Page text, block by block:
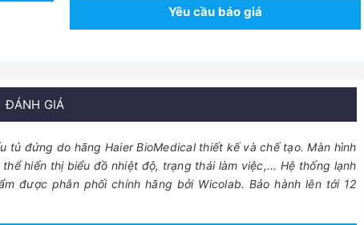
Yêu cầu báo giá
ĐÁNH GIÁ
đứng do hãng Haier BioMedical thiết kế và chế tạo. Màn hình
hiển thị biểu đồ nhiệt độ, trạng thái làm việc,... Hệ thống lạnh
được phân phối chính hãng bởi Wicolab. Bảo hành lên tới 12